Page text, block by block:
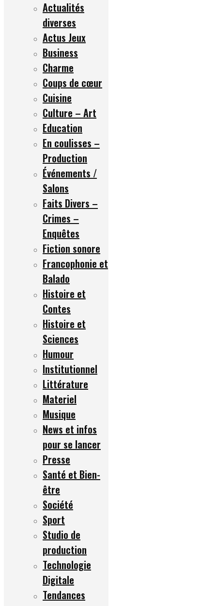
Actualités
diverses
Actus Jeux
Business
Charme
Coups de cœur
Cuisine
Culture – Art
Education
En coulisses –
Production
Événements /
Salons
Faits Divers –
Crimes –
Enquêtes
Fiction sonore
Francophonie et
Balado
Histoire et
Contes
Histoire et
Sciences
Humour
Institutionnel
Littérature
Materiel
Musique
News et infos
pour se lancer
Presse
Santé et Bien-
être
Société
Sport
Studio de
production
Technologie
Digitale
Tendances